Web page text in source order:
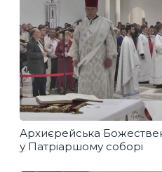
Архиєрейська
у Патріаршому соборі